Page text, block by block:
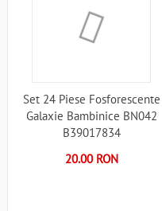
Set 24 Piese Fosforescente
Galaxie Bambinice BN042
B39017834
20.00 RON